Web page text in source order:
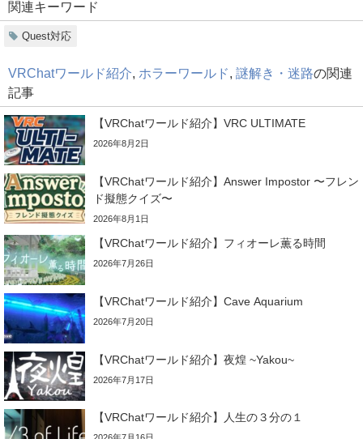
関連キーワード
Quest対応
VRChatワールド紹介 ホラーワールド 謎解き・迷路の関連
記事
【VRChatワールド紹介】VRC ULTIMATE
2026年8月2日
【VRChatワールド紹介】Answer Impostor 〜フレン
ド擬態クイズ〜
2026年8月1日
【VRChatワールド紹介】フィオーレ薫る時間
2026年7月26日
【VRChatワールド紹介】Cave Aquarium
2026年7月20日
【VRChatワールド紹介】夜煌 ~Yakou~
2026年7月17日
【VRChatワールド紹介】人生の３分の１